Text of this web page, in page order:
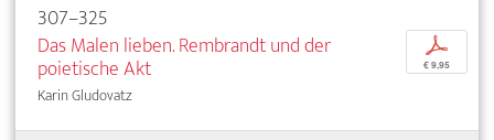
307–325
Das Malen lieben. Rembrandt und der
poietische Akt
Karin Gludovatz
p
€ 9,95